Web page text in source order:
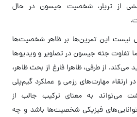
از تریلر، شخصیت جیسون در حال
این تمرین‌ها بر ظاهر شخصیت‌ها
تفاوت جثه جیسون در تصاویر و ویدیوها
می‌کند. از طرفی، ظاهرا فارغ از بحث ظاهر،
مهارت‌های رزمی و عملکرد گیم‌پلی
می‌تواند به معنای ترکیب جالب از
فیزیکی شخصیت‌ها باشد و چه